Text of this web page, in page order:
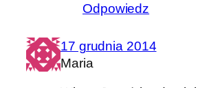
Odpowiedz
17 grudnia 2014
Maria